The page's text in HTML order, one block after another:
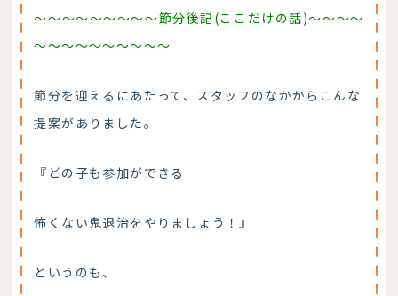
～～～～～～～～～節分後記(ここだけの話)～～～～
～～～～～～～～～～
節分を迎えるにあたって、スタッフのなかからこんな
提案がありました。
『どの子も参加ができる
怖くない鬼退治をやりましょう！』
というのも、